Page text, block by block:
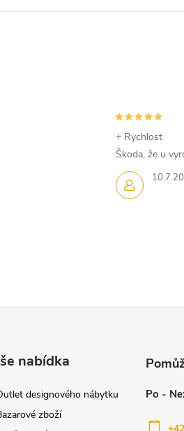
+ Rychlost
Škoda, že u
nabídka
designového nábytku
zboží